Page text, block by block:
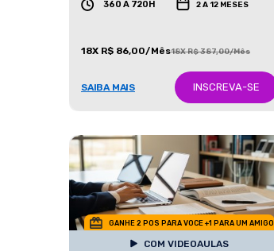
360 A 720H 2 A 12 MESES
18X R$ 86,00/Mês18X R$ 387,00/Mês
SAIBA MAIS INSCREVA-SE
GANHE 2 POS PARA VOCE +1 PARA UM AMIGO
COM VIDEOAULAS